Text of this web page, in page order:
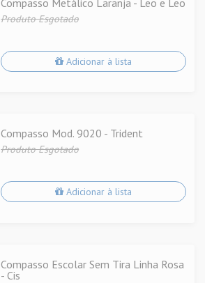
Compasso Metálico Laranja - Leo e Leo
Produto Esgotado
Adicionar à lista
Compasso Mod. 9020 - Trident
Produto Esgotado
Adicionar à lista
Compasso Escolar Sem Tira Linha Rosa
- Cis